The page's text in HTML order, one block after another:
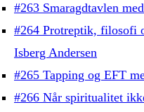
#263 Smaragdtavlen
#264 Protreptik, filosofi
Isberg Andersen
#265 Tapping og EFT
#266 Når spiritualitet